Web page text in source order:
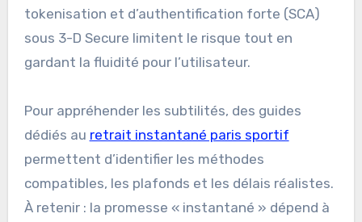
tokenisation et d’authentification forte (SCA)
sous 3-D Secure limitent le risque tout en
gardant la fluidité pour l’utilisateur.
Pour appréhender les subtilités, des guides
dédiés au retrait instantané paris sportif
permettent d’identifier les méthodes
compatibles, les plafonds et les délais réalistes.
À retenir : la promesse « instantané » dépend à